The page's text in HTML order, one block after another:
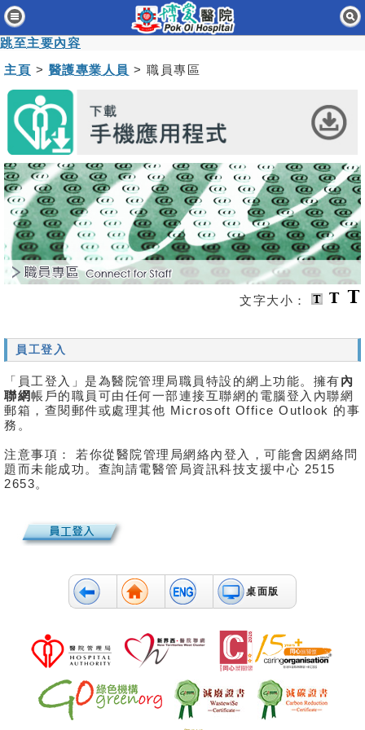
跳至主要內容
主頁
醫療服務
醫護專業人員
消息及活動
關於我們
聯絡我們
免責聲明
職員專用
主頁 > 醫護專業人員 > 職員專區
文字大小：
員工登入
「員工登入」是為醫院管理局職員特設的網上功能。擁有內
聯網帳戶的職員可由任何一部連接互聯網的電腦登入內聯網
郵箱，查閱郵件或處理其他 Microsoft Office Outlook 的事
務。
注意事項： 若你從醫院管理局網絡內登入，可能會因網絡問
題而未能成功。查詢請電醫管局資訊科技支援中心 2515
2653。
桌面版